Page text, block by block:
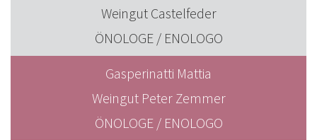
Weingut Castelfeder
ÖNOLOGE / ENOLOGO
Gasperinatti Mattia
Weingut Peter Zemmer
ÖNOLOGE / ENOLOGO